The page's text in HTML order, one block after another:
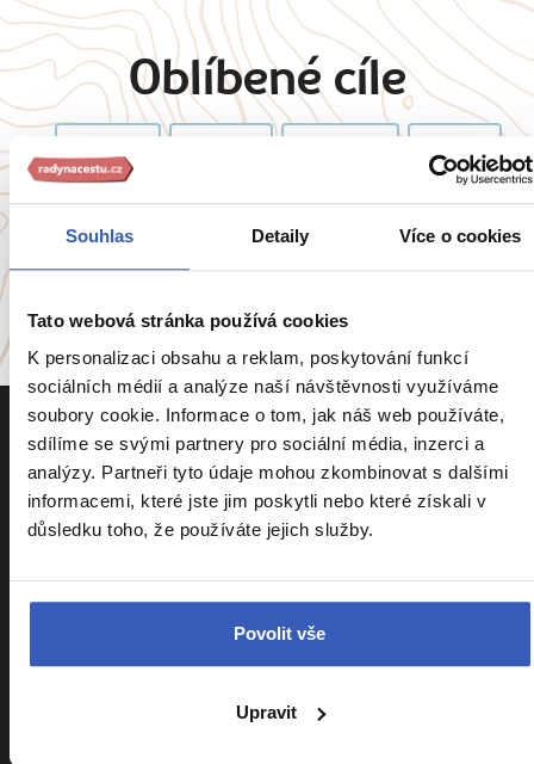
Souhlas Detaily Více o cookies
Tato webová stránka používá cookies
K personalizaci obsahu a reklam, poskytování funkcí
sociálních médií a analýze naší návštěvnosti využíváme
soubory cookie. Informace o tom, jak náš web používáte,
sdílíme se svými partnery pro sociální média, inzerci a
analýzy. Partneři tyto údaje mohou zkombinovat s dalšími
informacemi, které jste jim poskytli nebo které získali v
důsledku toho, že používáte jejich služby.
Povolit vše
Upravit
Oblíbené cíle
Anglie Irsko
a
Informace k zájezdům
Cestovní pojištění Kooperativa
Cestovní pojištění Slavia
Kalendář zájezdů